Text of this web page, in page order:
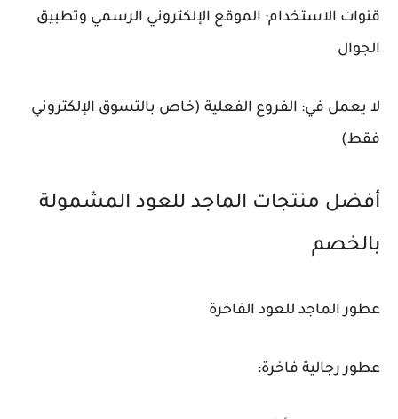
قنوات الاستخدام: الموقع الإلكتروني الرسمي وتطبيق
الجوال
لا يعمل في: الفروع الفعلية (خاص بالتسوق الإلكتروني
فقط)
أفضل منتجات الماجد للعود المشمولة
بالخصم
عطور الماجد للعود الفاخرة
عطور رجالية فاخرة: